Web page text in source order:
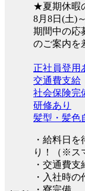
★夏期休暇
8月8日(土)
期間中の応
のご案内を
正社員登用
交通費支給
社会保険完
研修あり
髪型・髪色
・給料日
り！（※ス
・交通費支
・入社時